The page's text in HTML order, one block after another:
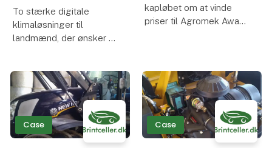
To stærke digitale
klimaløsninger til
landmænd, der ønsker at
topkandidater til en
prestigefyldt kåring.
Agromek, Nordeuropas
største
landbrugsmesse, har
kapløbet om at vinde
priser til Agromek Award
Nordeuropas største
landbrugsmesse, der
finder sted i MCH Mess
Case Case